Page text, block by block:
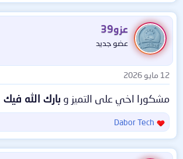
عينك على الصوره وادخل
ت
ف
ا
ع
ا
ت
عزو39
عضو جديد
12 مايو 2026
مشكورا اخي على التميز و بارك الله فيك
ا
ل
ت
Dabor Tech